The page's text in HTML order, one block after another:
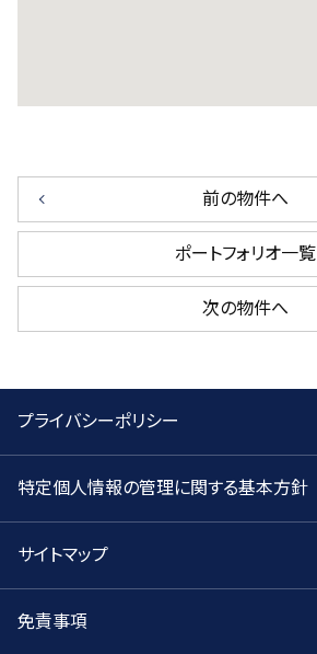
前の物件へ
ポートフォリオ一覧
次の物件へ
プライバシーポリシー
特定個人情報の管理に関する基本方針
サイトマップ
免責事項